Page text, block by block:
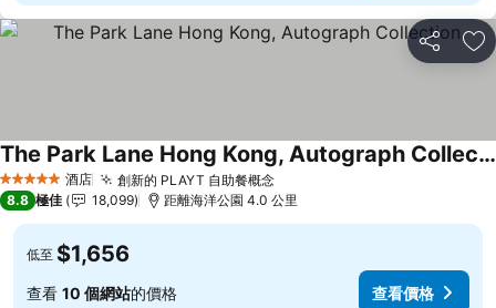
分享 放
5 星級 酒店 創新的 PLAYT 自助餐概念
The Park Lane Hong Kong, Autograph Collection
8.8 極佳 18,099 距離海洋公園 4.0 公里
低至 $1,656
查看 10 個網站的價格 查看價格